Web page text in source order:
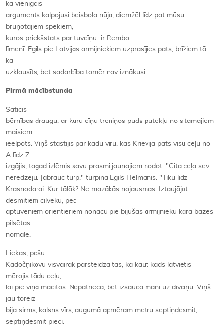
kā vienīgais
arguments kalpojusi beisbola nūja, diemžēl līdz pat mūsu
bruņotajiem spēkiem,
kuros priekšstats par tuvcīņu ir Rembo
līmenī. Egils pie Latvijas armijniekiem uzprasījies pats, brīžiem tā
kā
uzklausīts, bet sadarbība tomēr nav iznākusi.
Pirmā mācībstunda
Saticis
bērnības draugu, ar kuru cīņu treniņos puds putekļu no sitamajiem
maisiem
ieelpots. Viņš stāstījis par kādu vīru, kas Krievijā pats visu ceļu no
A līdz Z
izgājis, tagad izlēmis savu prasmi jaunajiem nodot. "Cita ceļa sev
neredzēju. Jābrauc turp," turpina Egils Helmanis. "Tiku līdz
Krasnodarai. Kur tālāk? Ne mazākās nojausmas. Iztaujājot
desmitiem cilvēku, pēc
aptuveniem orientieriem nonācu pie bijušās armijnieku kara bāzes
pilsētas
nomalē.
Liekas, pašu
Kadočņikovu visvairāk pārsteidza tas, ka kaut kāds latvietis
mērojis tādu ceļu,
lai pie viņa mācītos. Nepatrieca, bet izsauca mani uz divcīņu. Viņš
jau toreiz
bija sirms, kalsns vīrs, augumā apmēram metru septiņdesmit,
septiņdesmit pieci.